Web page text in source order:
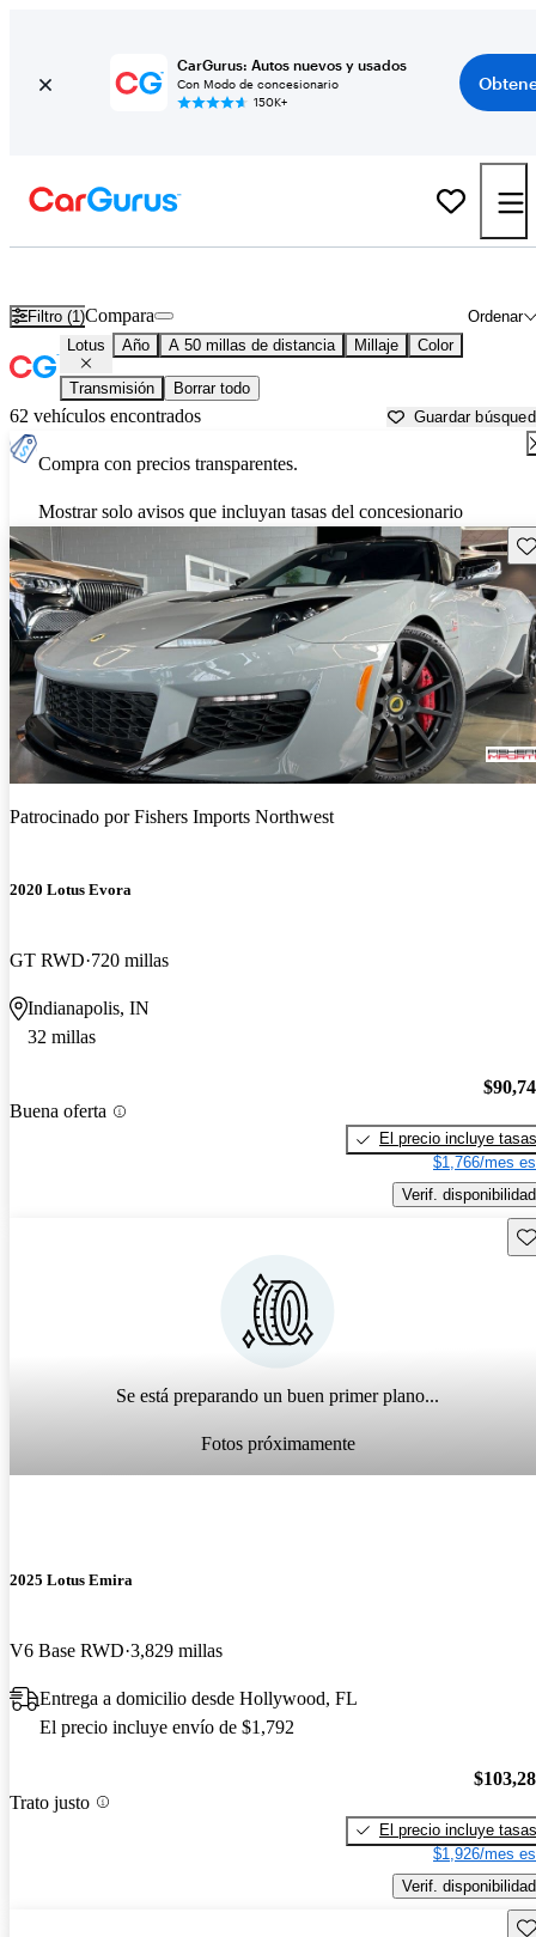
CarGurus: Autos nuevos y usados
Con Modo de concesionario
150K+
Filtro (1) Ordenar
Compara
Lotus Año A 50 millas de distancia Millaje Color
Transmisión Borrar todo
62 vehículos encontrados Guardar
Compra con precios transparentes.
Mostrar solo avisos que incluyan tasas del concesionario
Patrocinado porFishers Imports Northwest
2020 Lotus Evora
GT RWD 720 millas
Indianapolis, IN
32 millas
Buena oferta
El precio incluye tasas
$1,766/mes
Verif. disponibilidad
Se está preparando un buen primer plano...
Fotos próximamente
2025 Lotus Emira
V6 Base RWD 3,829 millas
Entrega a domicilio desde Hollywood, FL
El precio incluye envío de $1,792
Trato justo
El precio incluye tasas
$1,926/mes
Verif. disponibilidad